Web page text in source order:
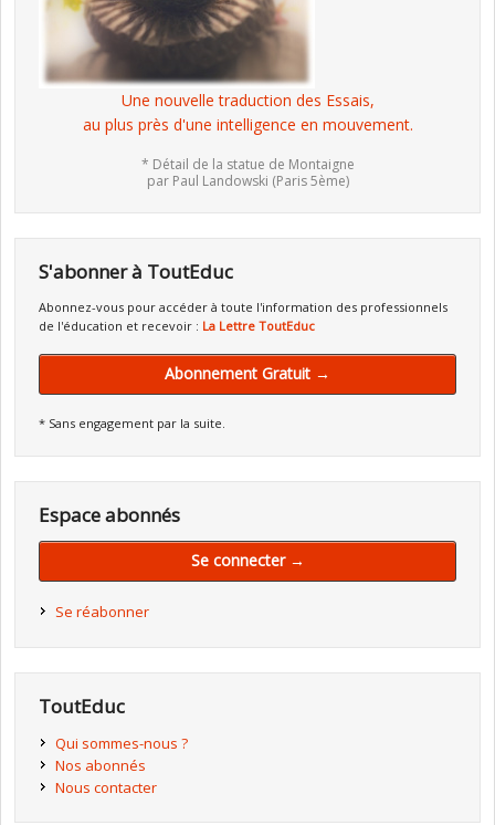
Une nouvelle traduction des Essais,
au plus près d'une intelligence en mouvement.
* Détail de la statue de Montaigne
par Paul Landowski (Paris 5ème)
S'abonner à ToutEduc
Abonnez-vous pour accéder à toute l'information des professionnels
de l'éducation et recevoir : La Lettre ToutEduc
Abonnement Gratuit →
* Sans engagement par la suite.
Espace abonnés
Se connecter →
Se réabonner
ToutEduc
Qui sommes-nous ?
Nos abonnés
Nous contacter